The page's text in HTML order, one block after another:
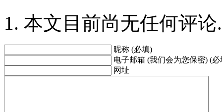
本文目前尚无任何评论.
昵称 (必填)
电子邮箱 (我们会为您保密) (必
网址